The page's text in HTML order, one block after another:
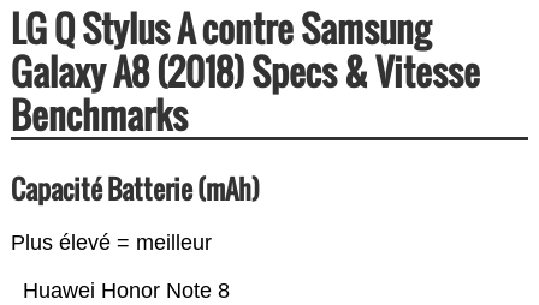
LG Q Stylus A contre Samsung
Galaxy A8 (2018) Specs & Vitesse
Benchmarks
Capacité Batterie (mAh)
Plus élevé = meilleur
Huawei Honor Note 8